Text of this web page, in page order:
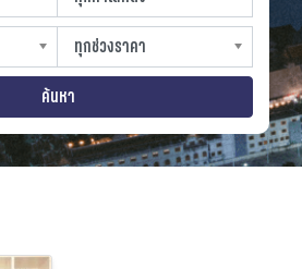
slocation
ทุกช่วงราคา
sprice
ค้นหา